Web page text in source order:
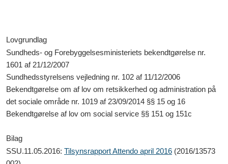
Lovgrundlag
Sundheds- og Forebyggelsesministeriets bekendtgørelse nr.
1601 af 21/12/2007
Sundhedsstyrelsens vejledning nr. 102 af 11/12/2006
Bekendtgørelse om af lov om retsikkerhed og administration på
det sociale område nr. 1019 af 23/09/2014 §§ 15 og 16
Bekendtgørelse af lov om social service §§ 151 og 151c
Bilag
SSU.11.05.2016: Tilsynsrapport Attendo april 2016 (2016/13573